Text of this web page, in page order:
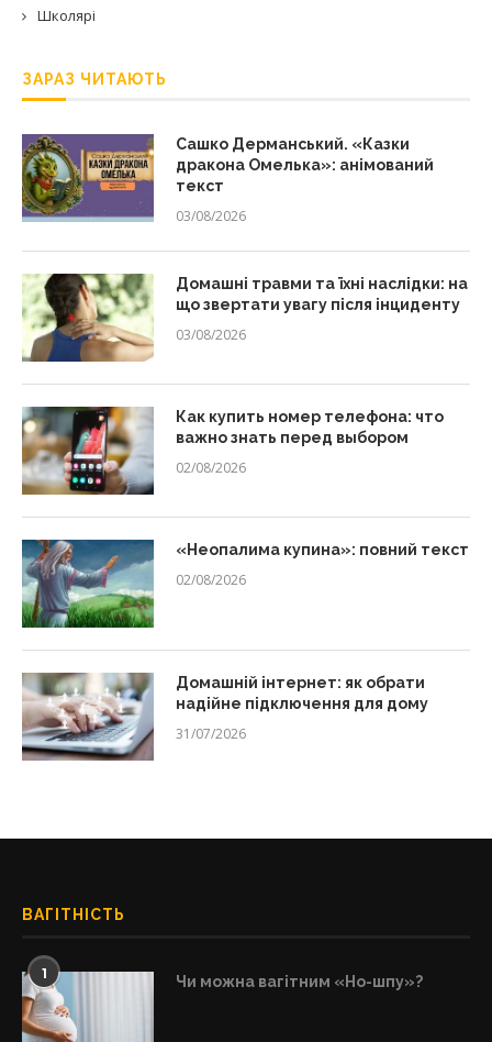
Школярі
ЗАРАЗ ЧИТАЮТЬ
Сашко Дерманський. «Казки
дракона Омелька»: анімований
текст
03/08/2026
Домашні травми та їхні наслідки: на
що звертати увагу після інциденту
03/08/2026
Как купить номер телефона: что
важно знать перед выбором
02/08/2026
«Неопалима купина»: повний текст
02/08/2026
Домашній інтернет: як обрати
надійне підключення для дому
31/07/2026
ВАГІТНІСТЬ
1 Чи можна вагітним «Но-шпу»?